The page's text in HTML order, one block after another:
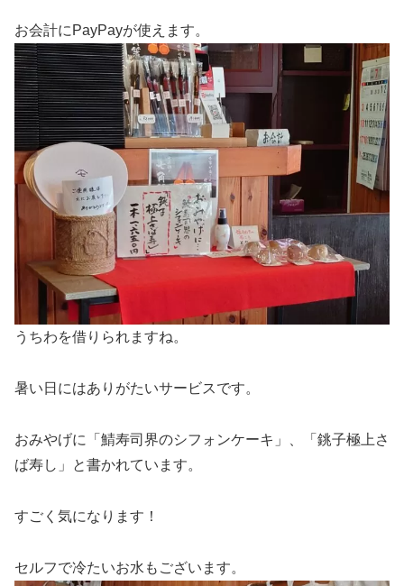
お会計にPayPayが使えます。
うちわを借りられますね。
暑い日にはありがたいサービスです。
おみやげに「鯖寿司界のシフォンケーキ」、「銚子極上さ
ば寿し」と書かれています。
すごく気になります！
セルフで冷たいお水もございます。